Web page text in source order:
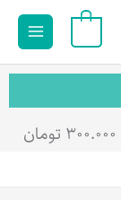
Main